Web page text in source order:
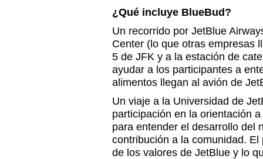
¿Qué incluye BlueBud?
Un recorrido por JetBlue
Center (lo que otras empresas
5 de JFK y a la estación de
ayudar a los participantes a
alimentos llegan al avión de
Un viaje a la Universidad de
participación en la orientación
para entender el desarrollo del
contribución a la comunidad.
de los valores de JetBlue y lo